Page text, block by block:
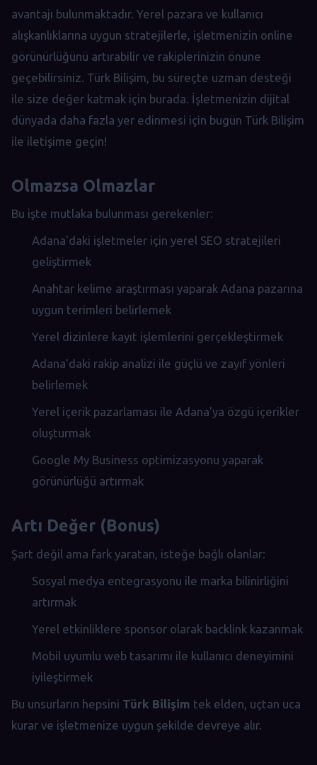
avantajı bulunmaktadır. Yerel pazara ve kullanıcı
alışkanlıklarına uygun stratejilerle, işletmenizin online
görünürlüğünü artırabilir ve rakiplerinizin önüne
geçebilirsiniz. Türk Bilişim, bu süreçte uzman desteği
ile size değer katmak için burada. İşletmenizin dijital
dünyada daha fazla yer edinmesi için bugün Türk Bilişim
ile iletişime geçin!
Olmazsa Olmazlar
Bu işte mutlaka bulunması gerekenler:
Adana'daki işletmeler için yerel SEO stratejileri
geliştirmek
Anahtar kelime araştırması yaparak Adana pazarına
uygun terimleri belirlemek
Yerel dizinlere kayıt işlemlerini gerçekleştirmek
Adana'daki rakip analizi ile güçlü ve zayıf yönleri
belirlemek
Yerel içerik pazarlaması ile Adana'ya özgü içerikler
oluşturmak
Google My Business optimizasyonu yaparak
görünürlüğü artırmak
Artı Değer (Bonus)
Şart değil ama fark yaratan, isteğe bağlı olanlar:
Sosyal medya entegrasyonu ile marka bilinirliğini
artırmak
Yerel etkinliklere sponsor olarak backlink kazanmak
Mobil uyumlu web tasarımı ile kullanıcı deneyimini
iyileştirmek
Bu unsurların hepsini Türk Bilişim tek elden, uçtan uca
kurar ve işletmenize uygun şekilde devreye alır.